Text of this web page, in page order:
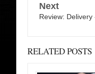
Next
Review:
RELATED POSTS